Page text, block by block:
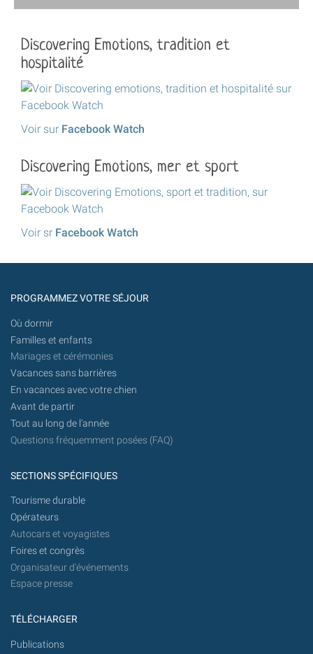
Discovering Emotions, tradition et
hospitalité
Voir sur Facebook Watch
Discovering Emotions, mer et sport
Voir sr Facebook Watch
PROGRAMMEZ VOTRE SÉJOUR
Où dormir
Familles et enfants
Mariages et cérémonies
Vacances sans barrières
En vacances avec votre chien
Avant de partir
Tout au long de l'année
Questions fréquemment posées (FAQ)
SECTIONS SPÉCIFIQUES
Tourisme durable
Opérateurs
Autocars et voyagistes
Foires et congrès
Organisateur d'événements
Espace presse
TÉLÉCHARGER
Publications